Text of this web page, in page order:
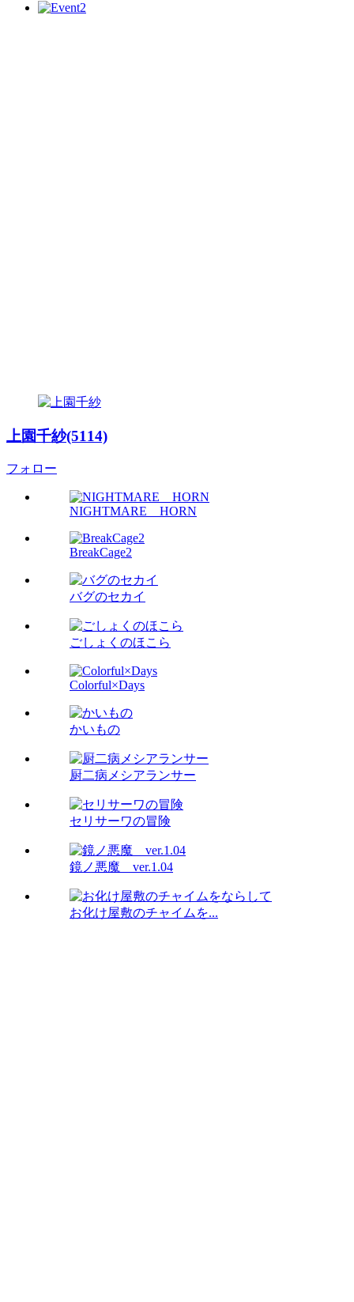
上園千紗(5114)
フォロー
NIGHTMARE HORN
BreakCage2
バグのセカイ
ごしょくのほこら
Colorful×Days
かいもの
厨二病メシアランサー
セリサーワの冒険
鏡ノ悪魔 ver.1.04
お化け屋敷のチャイムを...